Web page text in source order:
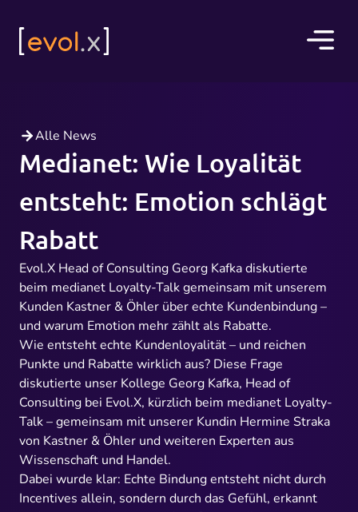
Alle News
Medianet: Wie Loyalität
entsteht: Emotion schlägt
Rabatt
Evol.X Head of Consulting Georg Kafka diskutierte
beim medianet Loyalty-Talk gemeinsam mit unserem
Kunden Kastner & Öhler über echte Kundenbindung –
und warum Emotion mehr zählt als Rabatte.
Wie entsteht echte Kundenloyalität – und reichen
Punkte und Rabatte wirklich aus? Diese Frage
diskutierte unser Kollege Georg Kafka, Head of
Consulting bei Evol.X, kürzlich beim medianet Loyalty-
Talk – gemeinsam mit unserer Kundin Hermine Straka
von Kastner & Öhler und weiteren Experten aus
Wissenschaft und Handel.
Dabei wurde klar: Echte Bindung entsteht nicht durch
Incentives allein, sondern durch das Gefühl, erkannt